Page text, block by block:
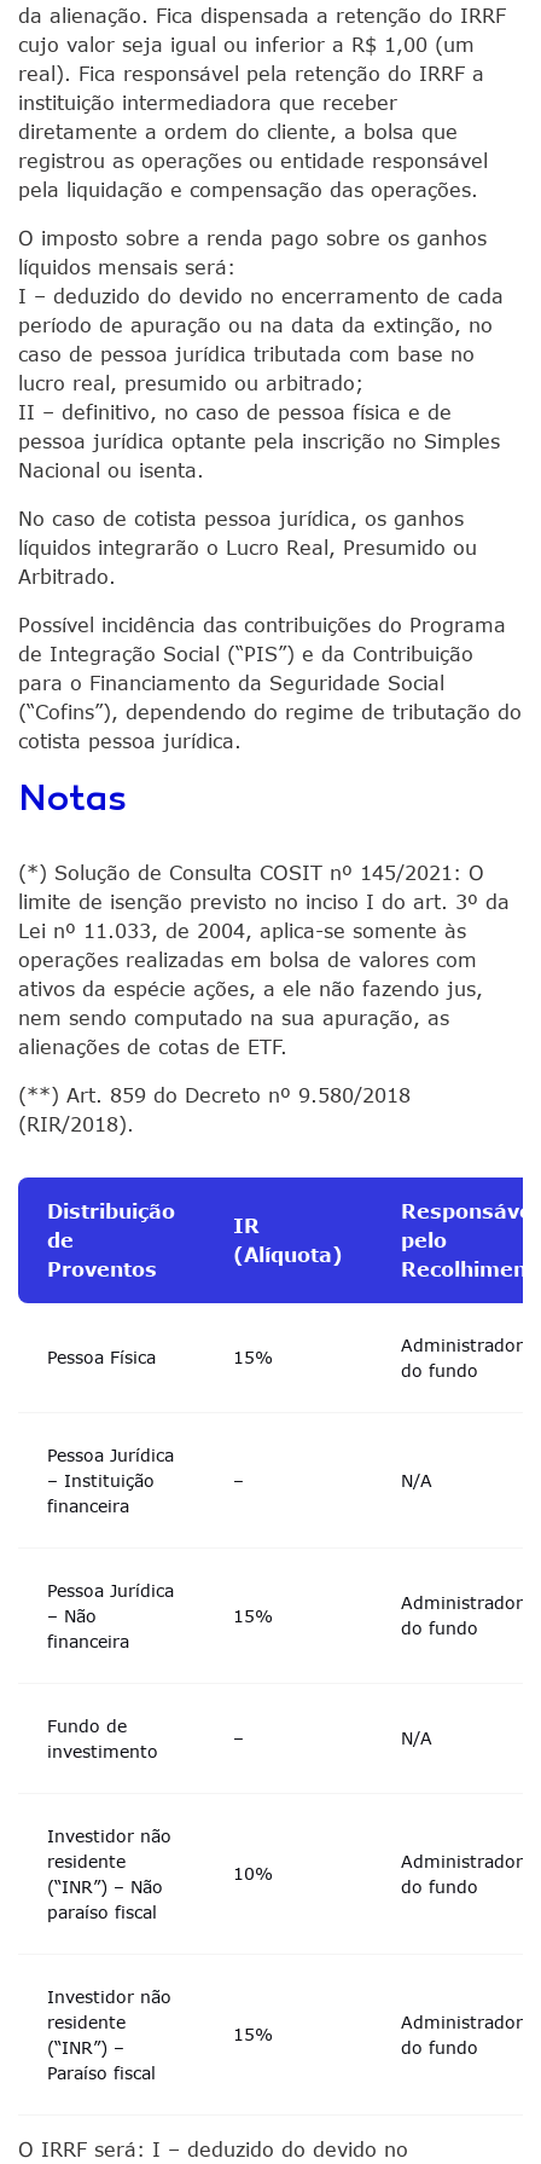
da alienação. Fica dispensada a retenção do IRRF
cujo valor seja igual ou inferior a R$ 1,00 (um
real). Fica responsável pela retenção do IRRF a
instituição intermediadora que receber
diretamente a ordem do cliente, a bolsa que
registrou as operações ou entidade responsável
pela liquidação e compensação das operações.
O imposto sobre a renda pago sobre os ganhos
líquidos mensais será:
I – deduzido do devido no encerramento de cada
período de apuração ou na data da extinção, no
caso de pessoa jurídica tributada com base no
lucro real, presumido ou arbitrado;
II – definitivo, no caso de pessoa física e de
pessoa jurídica optante pela inscrição no Simples
Nacional ou isenta.
No caso de cotista pessoa jurídica, os ganhos
líquidos integrarão o Lucro Real, Presumido ou
Arbitrado.
Possível incidência das contribuições do Programa
de Integração Social (“PIS”) e da Contribuição
para o Financiamento da Seguridade Social
(“Cofins”), dependendo do regime de tributação do
cotista pessoa jurídica.
Notas
(*) Solução de Consulta COSIT nº 145/2021: O
limite de isenção previsto no inciso I do art. 3º da
Lei nº 11.033, de 2004, aplica-se somente às
operações realizadas em bolsa de valores com
ativos da espécie ações, a ele não fazendo jus,
nem sendo computado na sua apuração, as
alienações de cotas de ETF.
(**) Art. 859 do Decreto nº 9.580/2018
(RIR/2018).
Distribuição
de
Proventos
IR
(Alíquota)
Responsável
pelo
Pessoa Física 15%
Administrador
do fundo
Pessoa Jurídica
– Instituição
financeira
– N/A
Pessoa Jurídica
– Não
financeira
15%
Administrador
do fundo
Fundo de
investimento
– N/A
Investidor não
residente
(“INR”) – Não
paraíso fiscal
10%
Administrador
do fundo
Investidor não
residente
(“INR”) –
Paraíso fiscal
15%
Administrador
do fundo
O IRRF será: I – deduzido do devido no